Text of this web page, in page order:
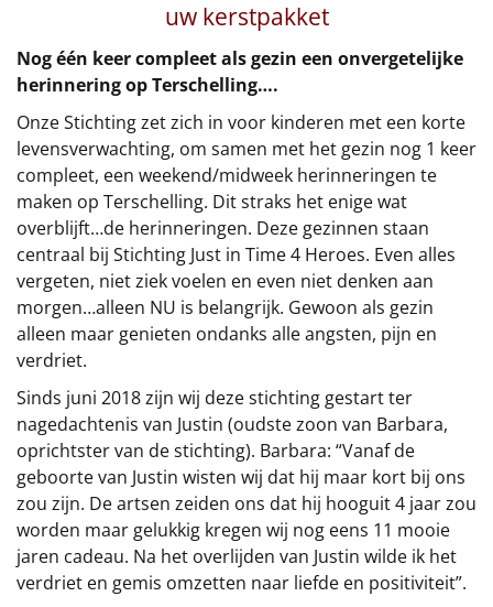
€100 en hoger
Alle kerstpakketten 2026
Thema
Origineel
Rituals
Luxe
Vrouwen
Duurzaam
Leuke
Goedkope
uw kerstpakket
Nog één keer compleet als gezin een onvergetelijke
herinnering op Terschelling….
Onze Stichting zet zich in voor kinderen met een korte
levensverwachting, om samen met het gezin nog 1 keer
compleet, een weekend/midweek herinneringen te
maken op Terschelling. Dit straks het enige wat
overblijft…de herinneringen. Deze gezinnen staan
centraal bij Stichting Just in Time 4 Heroes. Even alles
vergeten, niet ziek voelen en even niet denken aan
morgen…alleen NU is belangrijk. Gewoon als gezin
alleen maar genieten ondanks alle angsten, pijn en
verdriet.
Sinds juni 2018 zijn wij deze stichting gestart ter
nagedachtenis van Justin (oudste zoon van Barbara,
oprichtster van de stichting). Barbara: “Vanaf de
geboorte van Justin wisten wij dat hij maar kort bij ons
zou zijn. De artsen zeiden ons dat hij hooguit 4 jaar zou
worden maar gelukkig kregen wij nog eens 11 mooie
jaren cadeau. Na het overlijden van Justin wilde ik het
verdriet en gemis omzetten naar liefde en positiviteit”.